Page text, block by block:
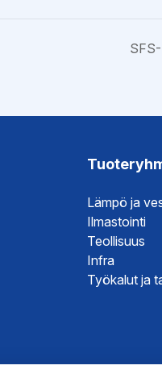
Lämpö ja
Ilmastointi
Teollisuus
Infra
Työkalut ja